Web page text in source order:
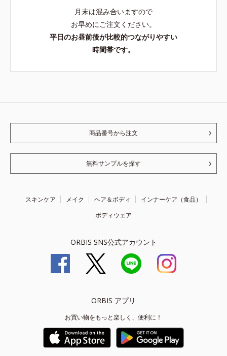
月末は混み合いますので
お早めにご注文ください。
平日のお昼前後が比較的つながりやすい
時間帯です。
商品番号から注文
無料サンプルを探す
スキンケア メイク ヘア＆ボディ
インナーケア（食品）
ボディウェア
ORBIS SNS公式アカウント
ORBIS アプリ
お買い物をもっと楽しく、便利に！